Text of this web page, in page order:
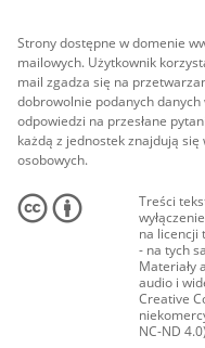
Strony dostępne w domenie
mailowych. Użytkownik
mail zgadza się na
dobrowolnie podanych danych
odpowiedzi na przesłane
każdą z jednostek znajdują
osobowych.
Treści
na licencji
- na tych
Materiały
audio i
Creative
NC-ND